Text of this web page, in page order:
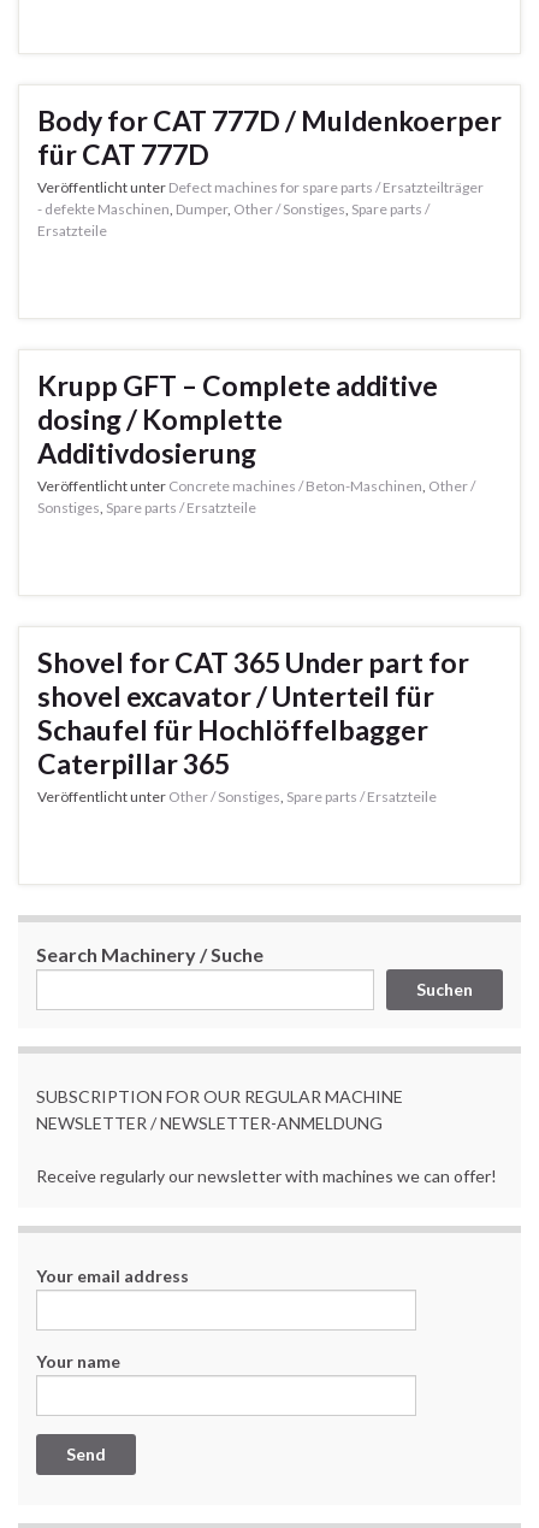
Body for CAT 777D / Muldenkoerper
für CAT 777D
Veröffentlicht unter Defect machines for spare parts / Ersatzteilträger
- defekte Maschinen Dumper, Other / Sonstiges Spare parts /
Ersatzteile
Krupp GFT – Complete additive
dosing / Komplette
Additivdosierung
Veröffentlicht unter Concrete machines / Beton-Maschinen Other /
Sonstiges Spare parts / Ersatzteile
Shovel for CAT 365 Under part for
shovel excavator / Unterteil für
Schaufel für Hochlöffelbagger
Caterpillar 365
Veröffentlicht unter Other / Sonstiges Spare parts / Ersatzteile
Search Machinery / Suche
Suchen
SUBSCRIPTION FOR OUR REGULAR MACHINE
NEWSLETTER / NEWSLETTER-ANMELDUNG
Receive regularly our newsletter with machines we can offer!
Your email address
Your name